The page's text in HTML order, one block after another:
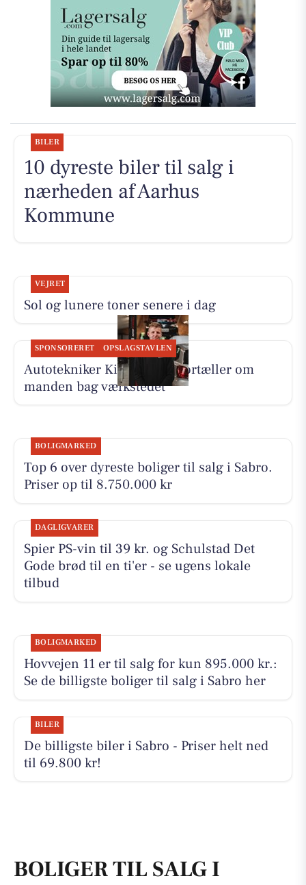
BILER
10 dyreste biler til salg i
nærheden af Aarhus
Kommune
VEJRET
Sol og lunere toner senere i dag
SPONSORERET OPSLAGSTAVLEN
Autotekniker Kim Skytthe fortæller om
manden bag værkstedet
BOLIGMARKED
Top 6 over dyreste boliger til salg i Sabro.
Priser op til 8.750.000 kr
DAGLIGVARER
Spier PS-vin til 39 kr. og Schulstad Det
Gode brød til en ti'er - se ugens lokale
tilbud
BOLIGMARKED
Hovvejen 11 er til salg for kun 895.000 kr.:
Se de billigste boliger til salg i Sabro her
BILER
De billigste biler i Sabro - Priser helt ned
til 69.800 kr!
BOLIGER TIL SALG I